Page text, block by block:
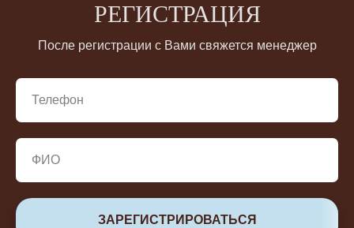
РЕГИСТРАЦИЯ
После регистрации с Вами свяжется менеджер
ЗАРЕГИСТРИРОВАТЬСЯ